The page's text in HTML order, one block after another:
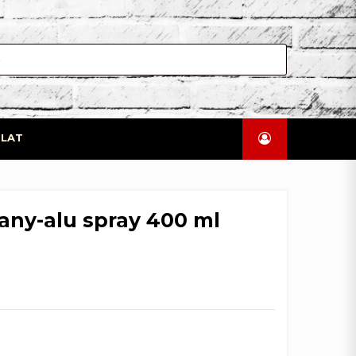
alu spray 400 ml